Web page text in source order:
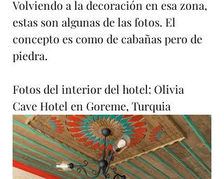
Volviendo a la decoración en esa zona,
estas son algunas de las fotos. El
concepto es como de cabañas pero de
piedra.
Fotos del interior del hotel: Olivia
Cave Hotel en Goreme, Turquia